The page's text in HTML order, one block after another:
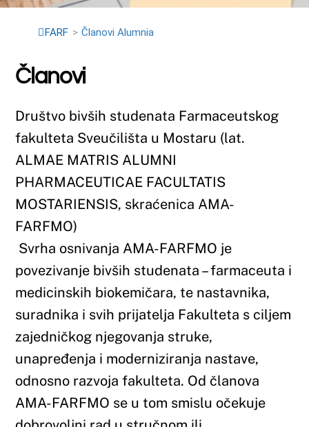
Društvo bivših studenata Farmaceutskog
ALMAE MATRIS ALUMNI
PHARMACEUTICAE FACULTATIS
FARFMO)
Svrha osnivanja AMA-FARFMO je
povezivanje bivših studenata – farmaceuta i
suradnika i svih prijatelja Fakulteta s ciljem
zajedničkog njegovanja struke,
unapređenja i moderniziranja nastave,
odnosno razvoja fakulteta. Od članova
AMA-FARFMO se u tom smislu očekuje
dobrovoljni rad u stručnom ili
organizacijskom obliku, te u aktivnostima
povezivanja fakulteta s tvrtkama koje su
sposobne i spremne poduprijeti rad AMA-
FARFMO, ne samo stručnim i
organizacijskim doprinosom, već i
materijalnim sredstvima.
Djelokrug rada naših diplomiranih